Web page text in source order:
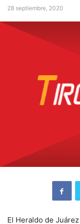
28 septiembre, 2020
El Heraldo de